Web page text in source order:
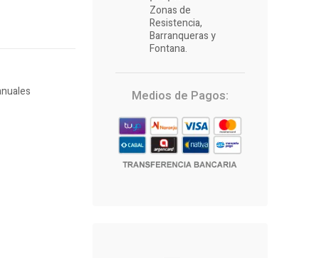
Zonas de
Resistencia,
Barranqueras y
Fontana.
Medios de Pagos: